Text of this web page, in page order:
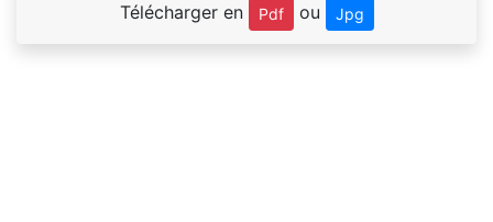
Télécharger en Pdf ou Jpg